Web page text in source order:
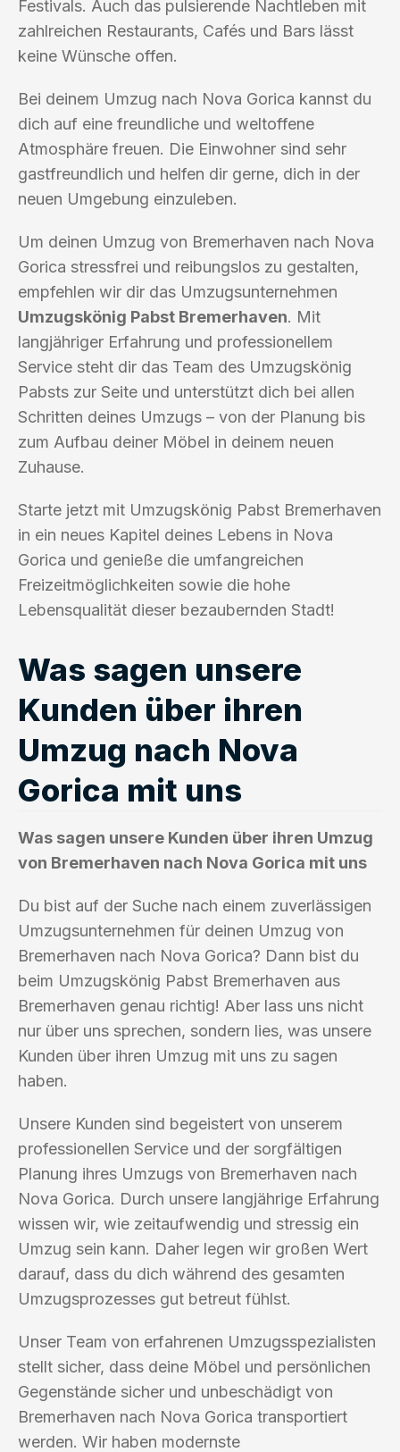
Festivals. Auch das pulsierende Nachtleben mit
zahlreichen Restaurants, Cafés und Bars lässt
keine Wünsche offen.
Bei deinem Umzug nach Nova Gorica kannst du
dich auf eine freundliche und weltoffene
Atmosphäre freuen. Die Einwohner sind sehr
gastfreundlich und helfen dir gerne, dich in der
neuen Umgebung einzuleben.
Um deinen Umzug von Bremerhaven nach Nova
Gorica stressfrei und reibungslos zu gestalten,
empfehlen wir dir das Umzugsunternehmen
Umzugskönig Pabst Bremerhaven. Mit
langjähriger Erfahrung und professionellem
Service steht dir das Team des Umzugskönig
Pabsts zur Seite und unterstützt dich bei allen
Schritten deines Umzugs – von der Planung bis
zum Aufbau deiner Möbel in deinem neuen
Zuhause.
Starte jetzt mit Umzugskönig Pabst Bremerhaven
in ein neues Kapitel deines Lebens in Nova
Gorica und genieße die umfangreichen
Freizeitmöglichkeiten sowie die hohe
Lebensqualität dieser bezaubernden Stadt!
Was sagen unsere
Kunden über ihren
Umzug nach Nova
Gorica mit uns
Was sagen unsere Kunden über ihren Umzug
von Bremerhaven nach Nova Gorica mit uns
Du bist auf der Suche nach einem zuverlässigen
Umzugsunternehmen für deinen Umzug von
Bremerhaven nach Nova Gorica? Dann bist du
beim Umzugskönig Pabst Bremerhaven aus
Bremerhaven genau richtig! Aber lass uns nicht
nur über uns sprechen, sondern lies, was unsere
Kunden über ihren Umzug mit uns zu sagen
haben.
Unsere Kunden sind begeistert von unserem
professionellen Service und der sorgfältigen
Planung ihres Umzugs von Bremerhaven nach
Nova Gorica. Durch unsere langjährige Erfahrung
wissen wir, wie zeitaufwendig und stressig ein
Umzug sein kann. Daher legen wir großen Wert
darauf, dass du dich während des gesamten
Umzugsprozesses gut betreut fühlst.
Unser Team von erfahrenen Umzugsspezialisten
stellt sicher, dass deine Möbel und persönlichen
Gegenstände sicher und unbeschädigt von
Bremerhaven nach Nova Gorica transportiert
werden. Wir haben modernste